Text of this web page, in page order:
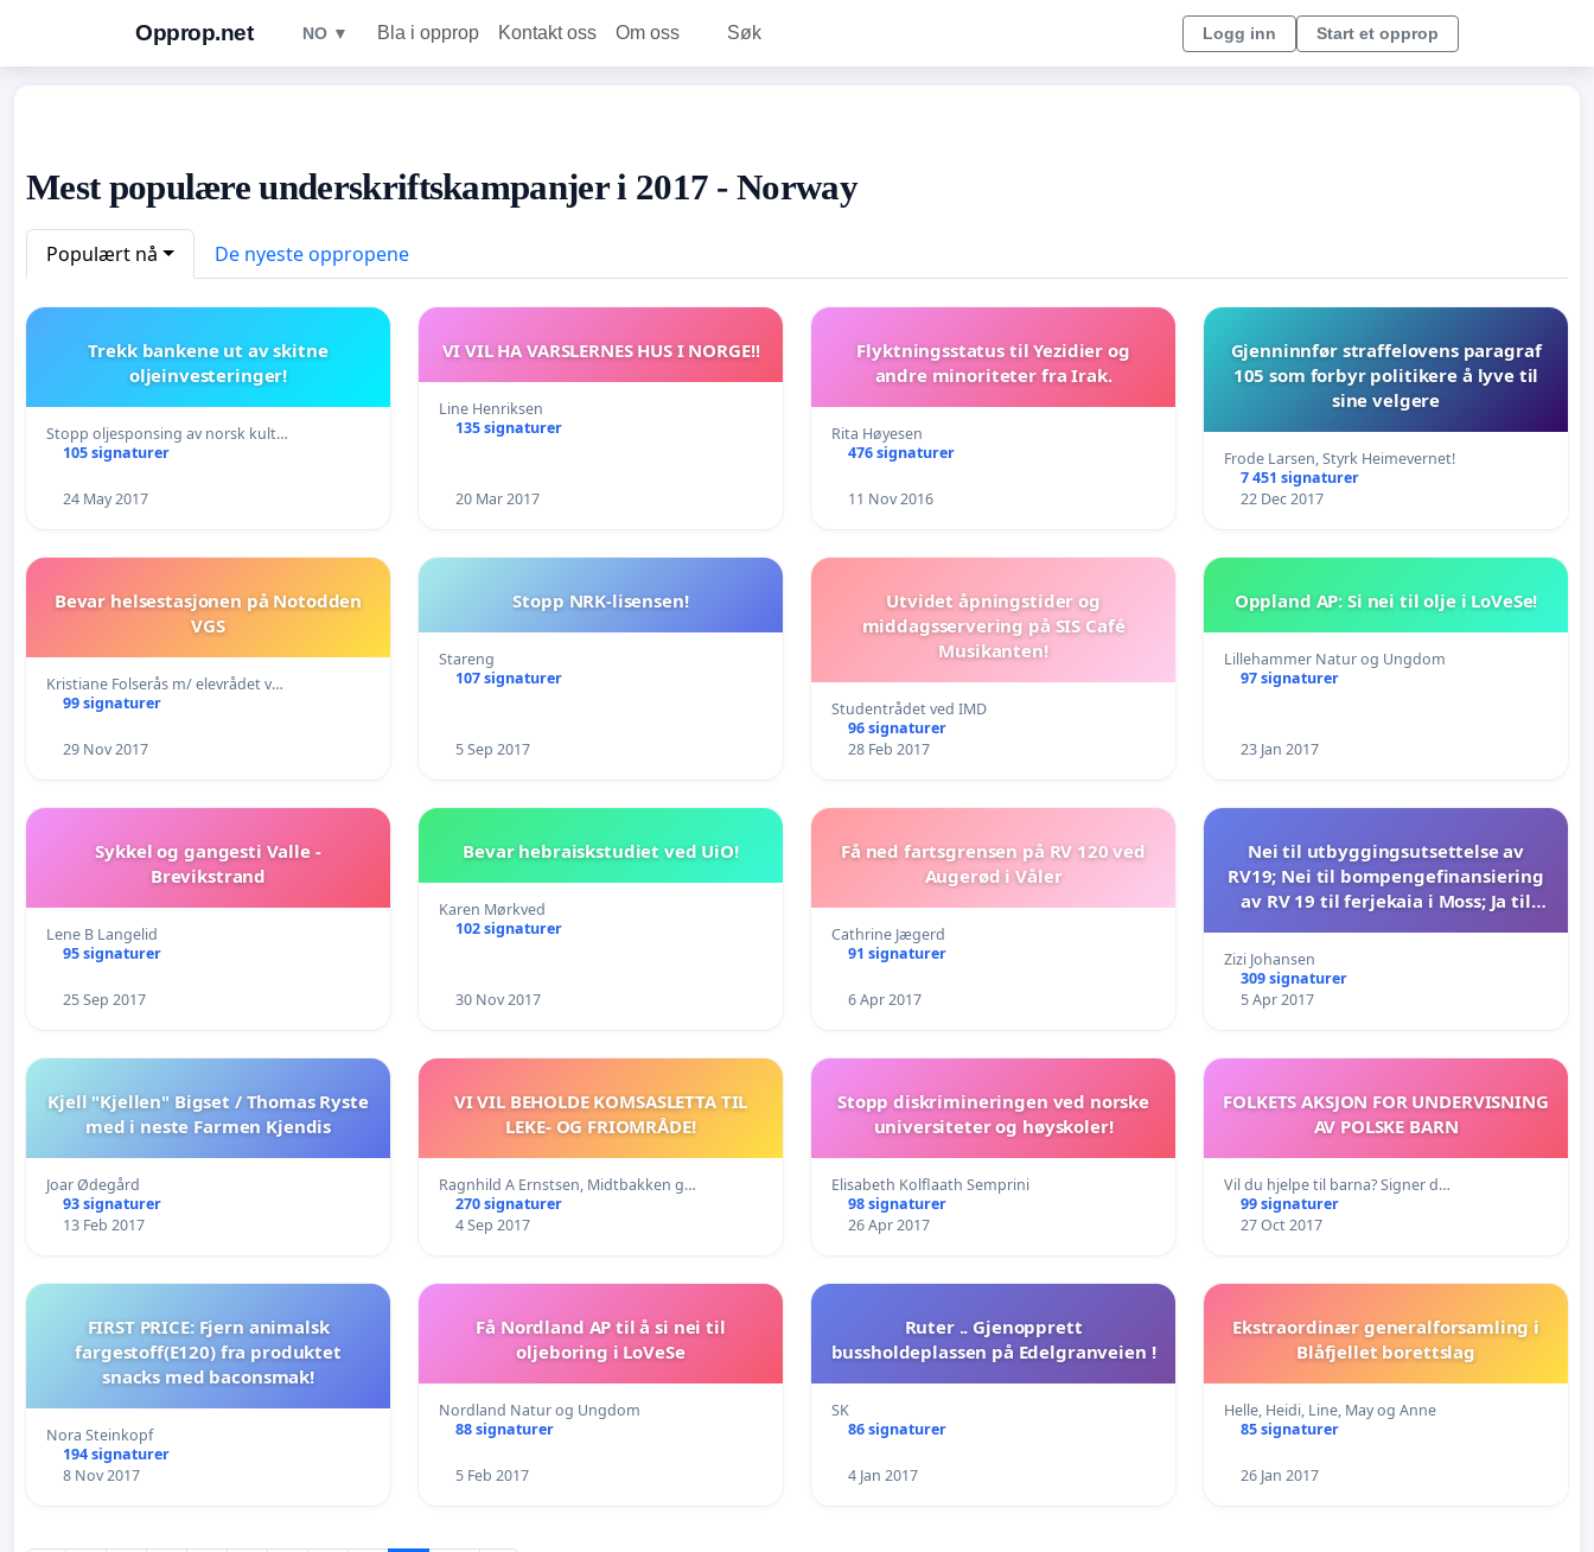
Opprop.net NO ▼ Bla i opprop Kontakt oss Om oss Søk Logg inn Start et opprop
Mest populære underskriftskampanjer i 2017 - Norway
Populært nå De nyeste oppropene
Trekk bankene ut av skitne
oljeinvesteringer!
Stopp oljesponsing av norsk kult…
105 signaturer
24 May 2017
VI VIL HA VARSLERNES HUS I NORGE!!
Line Henriksen
135 signaturer
20 Mar 2017
Flyktningsstatus til Yezidier og
andre minoriteter fra Irak.
Rita Høyesen
476 signaturer
11 Nov 2016
Gjenninnfør straffelovens paragraf
105 som forbyr politikere å lyve til
sine velgere
Frode Larsen, Styrk Heimevernet!
7 451 signaturer
22 Dec 2017
Bevar helsestasjonen på Notodden
VGS
Kristiane Folserås m/ elevrådet v…
99 signaturer
29 Nov 2017
Stopp NRK-lisensen!
Stareng
107 signaturer
5 Sep 2017
Utvidet åpningstider og
middagsservering på SIS Café
Musikanten!
Studentrådet ved IMD
96 signaturer
28 Feb 2017
Oppland AP: Si nei til olje i LoVeSe!
Lillehammer Natur og Ungdom
97 signaturer
23 Jan 2017
Sykkel og gangesti Valle -
Brevikstrand
Lene B Langelid
95 signaturer
25 Sep 2017
Bevar hebraiskstudiet ved UiO!
Karen Mørkved
102 signaturer
30 Nov 2017
Få ned fartsgrensen på RV 120 ved
Augerød i Våler
Cathrine Jægerd
91 signaturer
6 Apr 2017
Nei til utbyggingsutsettelse av
RV19; Nei til bompengefinansiering
av RV 19 til ferjekaia i Moss; Ja til
Zizi Johansen
309 signaturer
5 Apr 2017
Kjell "Kjellen" Bigset / Thomas Ryste
med i neste Farmen Kjendis
Joar Ødegård
93 signaturer
13 Feb 2017
VI VIL BEHOLDE KOMSASLETTA TIL
LEKE- OG FRIOMRÅDE!
Ragnhild A Ernstsen, Midtbakken g…
270 signaturer
4 Sep 2017
Stopp diskrimineringen ved norske
universiteter og høyskoler!
Elisabeth Kolflaath Semprini
98 signaturer
26 Apr 2017
FOLKETS AKSJON FOR UNDERVISNING
AV POLSKE BARN
Vil du hjelpe til barna? Signer d…
99 signaturer
27 Oct 2017
FIRST PRICE: Fjern animalsk
fargestoff(E120) fra produktet
snacks med baconsmak!
Nora Steinkopf
194 signaturer
8 Nov 2017
Få Nordland AP til å si nei til
oljeboring i LoVeSe
Nordland Natur og Ungdom
88 signaturer
5 Feb 2017
Ruter .. Gjenopprett
bussholdeplassen på Edelgranveien !
SK
86 signaturer
4 Jan 2017
Ekstraordinær generalforsamling i
Blåfjellet borettslag
Helle, Heidi, Line, May og Anne
85 signaturer
26 Jan 2017